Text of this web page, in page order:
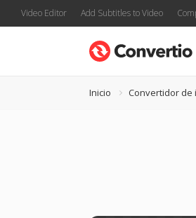
Video Editor Add Subtitles to Video
Inicio Convertidor de